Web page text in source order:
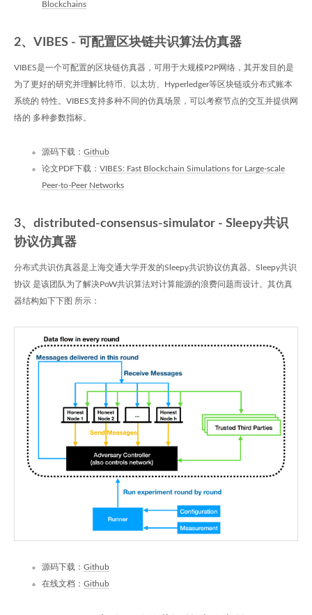
Blockchains
2、VIBES - 可配置区块链共识算法仿真器
VIBES是一个可配置的区块链仿真器，可用于大规模P2P网络，其开发目的是
为了更好的研究并理解比特币、以太坊、Hyperledger等区块链或分布式账本
系统的 特性。VIBES支持多种不同的仿真场景，可以考察节点的交互并提供网
络的 多种参数指标。
源码下载： Github
论文PDF下载： VIBES: Fast Blockchain Simulations for Large-scale
Peer-to-Peer Networks
3、distributed-consensus-simulator - Sleepy共识
协议仿真器
分布式共识仿真器是上海交通大学开发的Sleepy共识协议仿真器。Sleepy共识
协议 是该团队为了解决PoW共识算法对计算能源的浪费问题而设计。其仿真
器结构如下下图 所示：
源码下载： Github
在线文档： Github